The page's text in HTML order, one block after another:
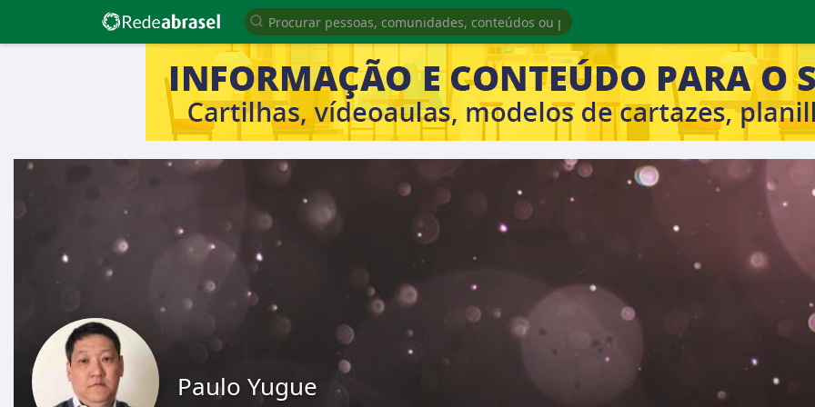
Paulo Yugue